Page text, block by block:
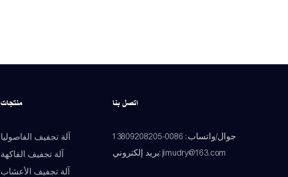
منتجات
آلة تجفيف الفاصوليا
آلة تجفيف الفاكهة
آلة تجفيف الأعشاب
اتصل بنا
جوال/واتساب: 0086-13809208205
بريد إلكتروني:jimudry@163.com